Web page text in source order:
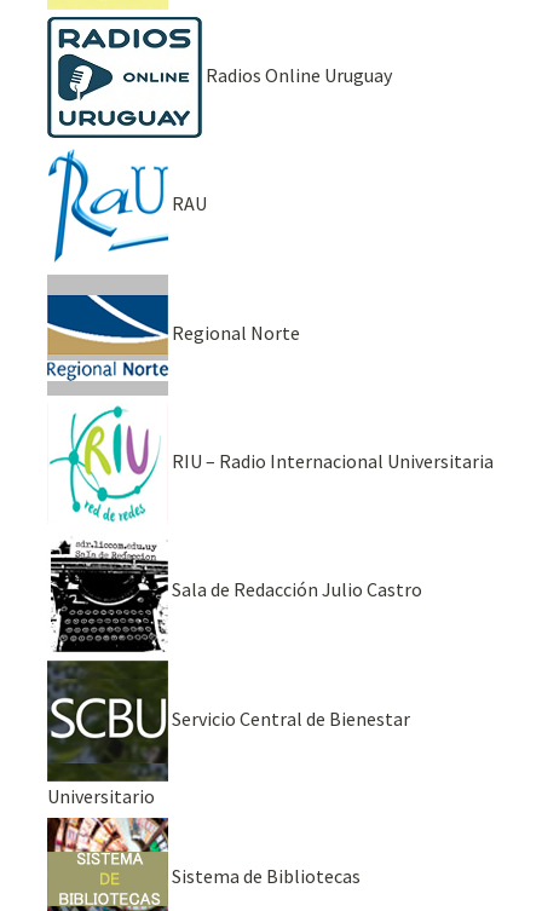
Radios Online Uruguay
RAU
Regional Norte
RIU – Radio Internacional Universitaria
Sala de Redacción Julio Castro
Servicio Central de Bienestar
Universitario
Sistema de Bibliotecas